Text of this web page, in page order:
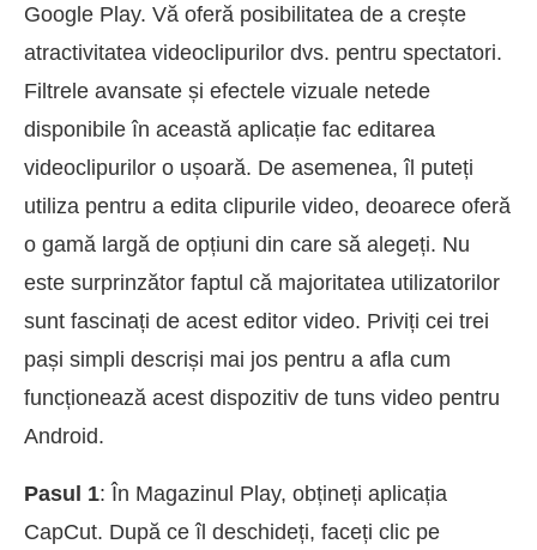
Google Play. Vă oferă posibilitatea de a crește
atractivitatea videoclipurilor dvs. pentru spectatori.
Filtrele avansate și efectele vizuale netede
disponibile în această aplicație fac editarea
videoclipurilor o ușoară. De asemenea, îl puteți
utiliza pentru a edita clipurile video, deoarece oferă
o gamă largă de opțiuni din care să alegeți. Nu
este surprinzător faptul că majoritatea utilizatorilor
sunt fascinați de acest editor video. Priviți cei trei
pași simpli descriși mai jos pentru a afla cum
funcționează acest dispozitiv de tuns video pentru
Android.
Pasul 1: În Magazinul Play, obțineți aplicația
CapCut. După ce îl deschideți, faceți clic pe